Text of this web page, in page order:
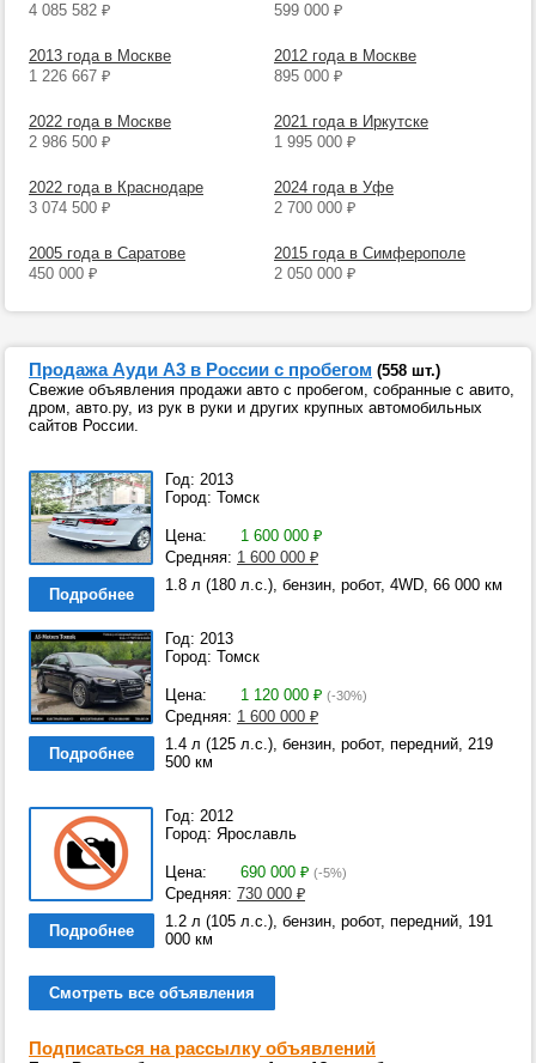
4 085 582 ₽
599 000 ₽
2013 года в Москве
1 226 667 ₽
2012 года в Москве
895 000 ₽
2022 года в Москве
2 986 500 ₽
2021 года в Иркутске
1 995 000 ₽
2022 года в Краснодаре
3 074 500 ₽
2024 года в Уфе
2 700 000 ₽
2005 года в Саратове
450 000 ₽
2015 года в Симферополе
2 050 000 ₽
Продажа Ауди А3 в России с пробегом (558 шт.)
Свежие объявления продажи авто с пробегом, собранные с авито,
дром, авто.ру, из рук в руки и других крупных автомобильных
сайтов России.
Год: 2013
Город: Томск
Цена: 1 600 000 ₽
Средняя: 1 600 000 ₽
Подробнее
1.8 л (180 л.с.), бензин, робот, 4WD, 66 000 км
Год: 2013
Город: Томск
Цена: 1 120 000 ₽ (-30%)
Средняя: 1 600 000 ₽
Подробнее
1.4 л (125 л.с.), бензин, робот, передний, 219
500 км
Год: 2012
Город: Ярославль
Цена: 690 000 ₽ (-5%)
Средняя: 730 000 ₽
Подробнее
1.2 л (105 л.с.), бензин, робот, передний, 191
000 км
Смотреть все объявления
Подписаться на рассылку объявлений